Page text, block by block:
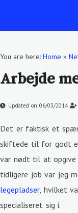
You are here: Home »
Arbejde
Updated on 06/03/2014
Det er faktisk et
skiftede til for godt
var nødt til at
tidligere job var jeg
legepladser, hvilket
specialiseret sig i.